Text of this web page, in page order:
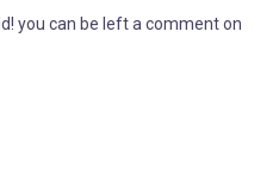
you can be left a comment on